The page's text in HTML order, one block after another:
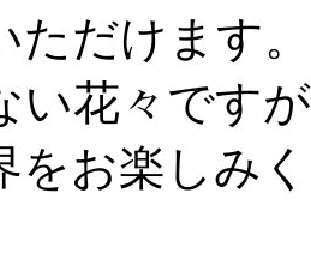
ただけます
い花々です
をお楽しみ